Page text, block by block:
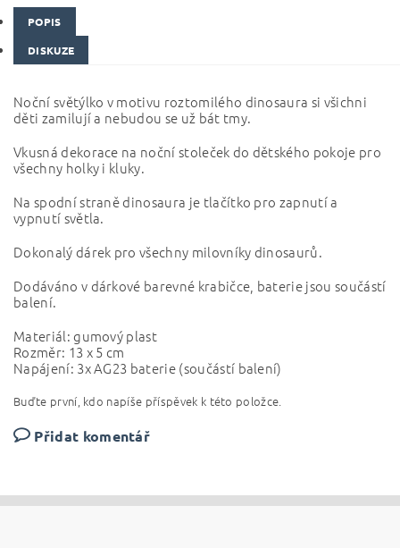
POPIS
DISKUZE
Noční světýlko v motivu roztomilého dinosaura si všichni
děti zamilují a nebudou se už bát tmy.
Vkusná dekorace na noční stoleček do dětského pokoje pro
všechny holky i kluky.
Na spodní straně dinosaura je tlačítko pro zapnutí a
vypnutí světla.
Dokonalý dárek pro všechny milovníky dinosaurů.
Dodáváno v dárkové barevné krabičce, baterie jsou součástí
balení.
Materiál: gumový plast
Rozměr: 13 x 5 cm
Napájení: 3x AG23 baterie (součástí balení)
Buďte první, kdo napíše příspěvek k této položce.
Přidat komentář